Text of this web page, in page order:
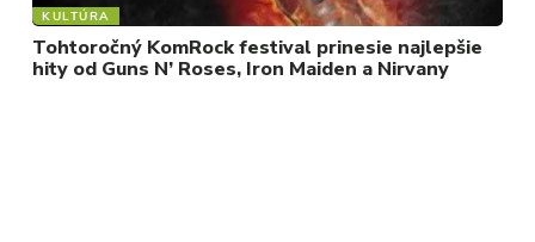
KULTÚRA
Tohtoročný KomRock festival prinesie najlepšie
hity od Guns N’ Roses, Iron Maiden a Nirvany